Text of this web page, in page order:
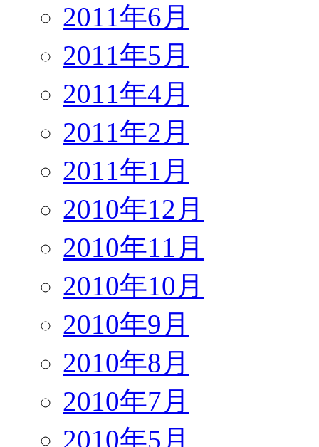
2011年6月
2011年5月
2011年4月
2011年2月
2011年1月
2010年12月
2010年11月
2010年10月
2010年9月
2010年8月
2010年7月
2010年5月